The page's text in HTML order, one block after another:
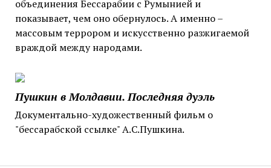
объединения Бессарабии с Румынией и
показывает, чем оно обернулось. А именно –
массовым террором и искусственно разжигаемой
враждой между народами.
Пушкин в Молдавии. Последняя дуэль
Документально-художественный фильм о
"бессарабской ссылке" А.С.Пушкина.